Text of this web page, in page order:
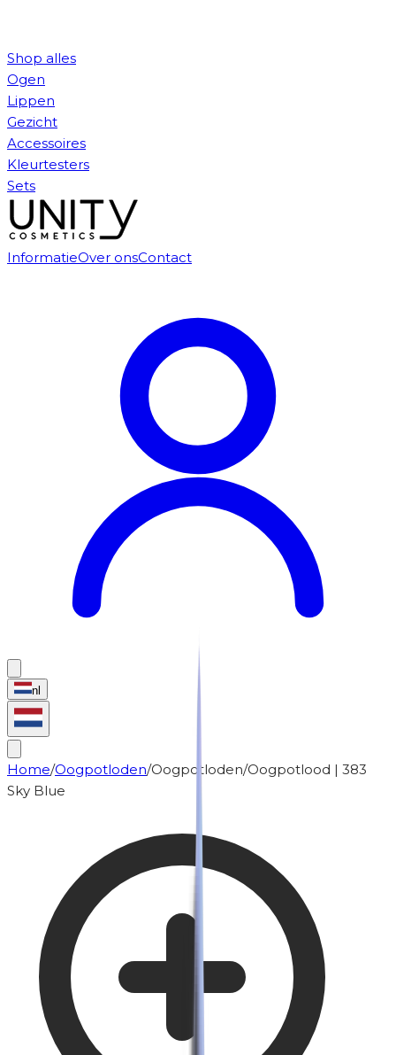
Shop alles
Ogen
Lippen
Gezicht
Accessoires
Kleurtesters
Sets
InformatieOver onsContact
nl
Home/Oogpotloden/Oogpotloden/Oogpotlood | 383
Sky Blue